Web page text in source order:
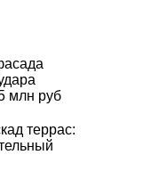
млн руб
террас: